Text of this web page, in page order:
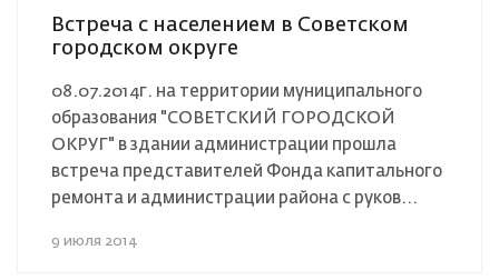
Встреча с населением в Советском
городском округе
08.07.2014г. на территории муниципального
образования "СОВЕТСКИЙ ГОРОДСКОЙ
ОКРУГ" в здании администрации прошла
встреча представителей Фонда капитального
ремонта и администрации района с руков...
9 июля 2014